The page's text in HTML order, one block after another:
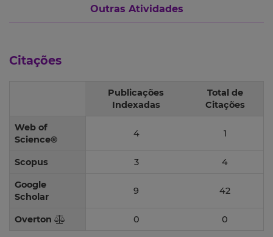
Outras Atividades
Citações
Publicações
Indexadas
Total de
Citações
Web of
Science®
4 1
Scopus 3 4
Google
Scholar
9 42
Overton 0 0